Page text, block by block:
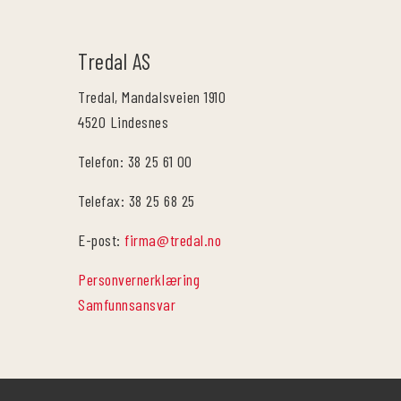
Tredal AS
Tredal, Mandalsveien 1910
4520 Lindesnes
Telefon: 38 25 61 00
Telefax: 38 25 68 25
E-post:firma@tredal.no
Personvernerklæring
Samfunnsansvar